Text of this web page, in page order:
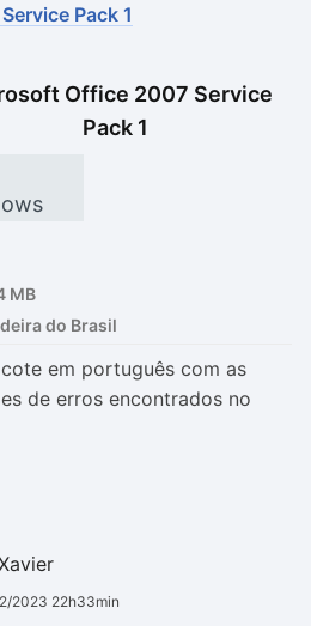
Ver mais
Ver mais
Pack 1
Office 2007 Service
Pack 1
MB
em português com as
de erros encontrados no
2023 22h33min